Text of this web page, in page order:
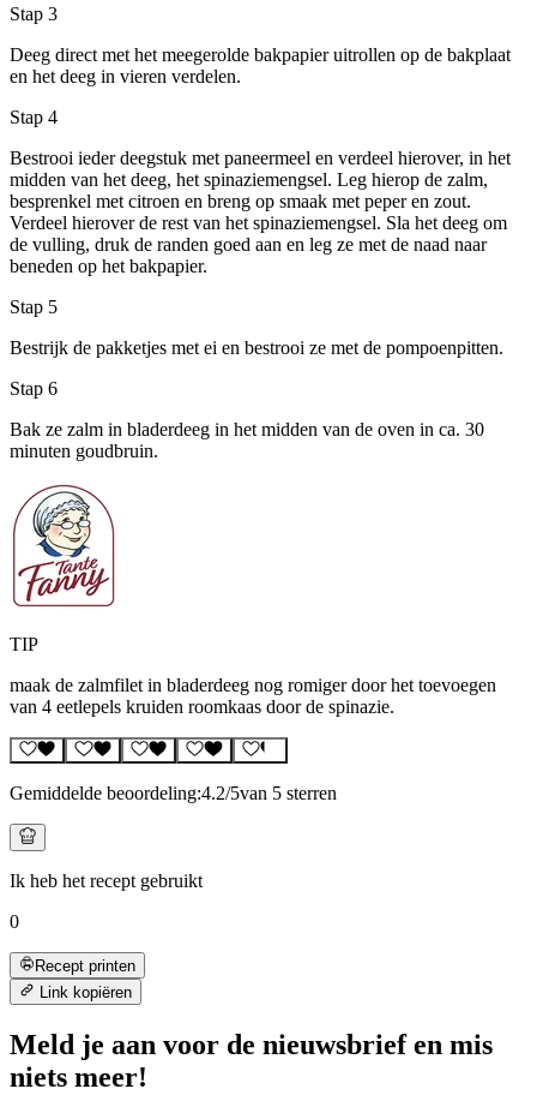
Stap 3
Deeg direct met het meegerolde bakpapier uitrollen op de bakplaat
en het deeg in vieren verdelen.
Stap 4
Bestrooi ieder deegstuk met paneermeel en verdeel hierover, in het
midden van het deeg, het spinaziemengsel. Leg hierop de zalm,
besprenkel met citroen en breng op smaak met peper en zout.
Verdeel hierover de rest van het spinaziemengsel. Sla het deeg om
de vulling, druk de randen goed aan en leg ze met de naad naar
beneden op het bakpapier.
Stap 5
Bestrijk de pakketjes met ei en bestrooi ze met de pompoenpitten.
Stap 6
Bak ze zalm in bladerdeeg in het midden van de oven in ca. 30
minuten goudbruin.
TIP
maak de zalmfilet in bladerdeeg nog romiger door het toevoegen
van 4 eetlepels kruiden roomkaas door de spinazie.
Gemiddelde beoordeling:4.2/5van 5 sterren
Ik heb het recept gebruikt
0
Recept printen
Link kopiëren
Meld je aan voor de nieuwsbrief en mis
niets meer!